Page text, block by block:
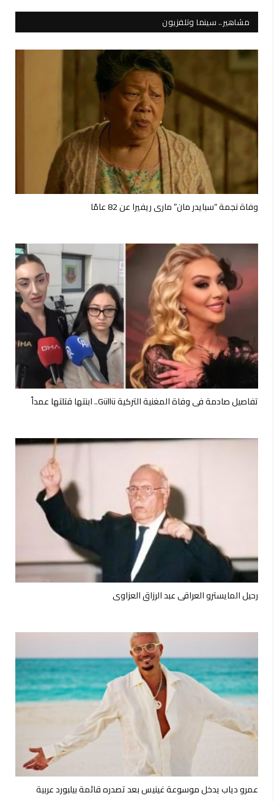
مشاهير.. سينما وتلفزيون
وفاة نجمة “سبايدر مان” ماري ريفيرا عن 82 عامًا
تفاصيل صادمة في وفاة المغنية التركية Güllü.. ابنتها قتلتها عمداً
رحيل المايسترو العراقي عبد الرزاق العزاوي
عمرو دياب يدخل موسوعة غينيس بعد تصدره قائمة بيلبورد عربية